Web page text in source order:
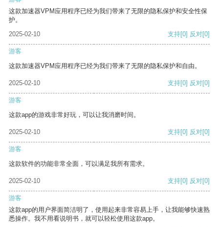
这款加速器VPM应用程序已经为我们带来了无限的隐私保护和安全性保
护。
2025-02-10
支持[0] 反对[0]
游客
这款加速器VPM应用程序已经为我们带来了无限的隐私保护和自由。
2025-02-10 支持[0] 反对[0]
游客
这款app的游戏非常好玩，可以让我消磨时间。
2025-02-10 支持[0] 反对[0]
游客
这款软件的功能非常全面，可以满足我所有需求。
2025-02-10 支持[0] 反对[0]
游客
这款app的用户界面简洁明了，使用起来非常容易上手，让我能够快速熟
悉操作。我不用看说明书，就可以轻松使用这款app。